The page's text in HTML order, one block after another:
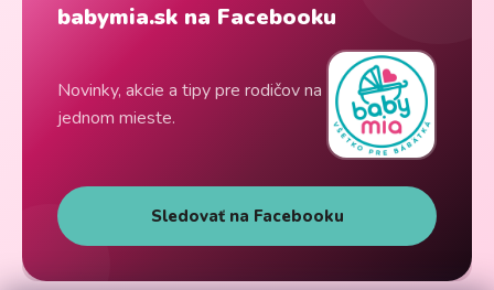
babymia.sk na Facebooku
Novinky, akcie a tipy pre rodičov na
jednom mieste.
Sledovať na Facebooku